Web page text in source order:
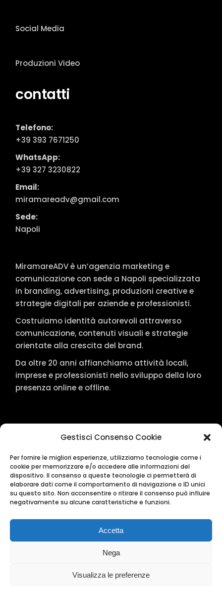
Gestisci Consenso Cookie
Per fornire le migliori esperienze, utilizziamo tecnologie come i
cookie per memorizzare e/o accedere alle informazioni del
dispositivo. Il consenso a queste tecnologie ci permetterà di
elaborare dati come il comportamento di navigazione o ID unici
su questo sito. Non acconsentire o ritirare il consenso può influire
negativamente su alcune caratteristiche e funzioni.
Accetta
Nega
Visualizza le preferenze
Social Media
Produzioni Video
contatti
Telefono:
+39 393 7671250
WhatsApp:
+39 327 3230822
Email:
miramareadv@gmail.com
Sede:
Napoli
MiramareADV è un’agenzia marketing e
comunicazione con sede a Napoli specializzata
in branding, advertising, produzioni creative e
strategie digitali per aziende e professionisti.
Costruiamo identità autorevoli attraverso
comunicazione, contenuti visuali e strategie
orientate alla crescita del brand.
Da oltre 20 anni affianchiamo attività locali,
imprese e professionisti nello sviluppo della loro
presenza online e offline.
Marketing • Branding •
Via Luca Giordano 23, 80127
Napoli | P.IVA
09942601213 |